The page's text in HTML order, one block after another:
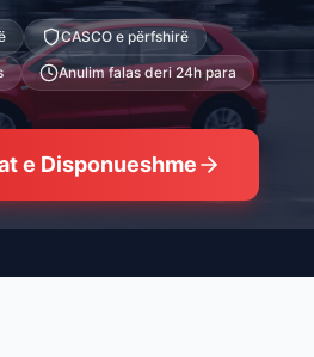
CASCO e përfshirë
Anulim falas deri 24h para
e Disponueshme